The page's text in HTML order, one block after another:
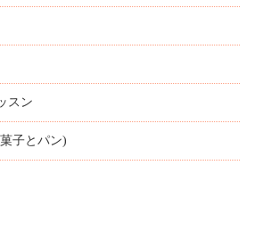
スン
子とパン)